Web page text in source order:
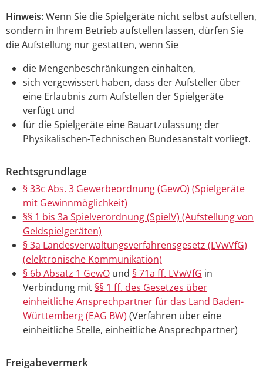
Hinweis:Wenn Sie die Spielgeräte nicht selbst aufstellen,
sondern in Ihrem Betrieb aufstellen lassen, dürfen Sie
die Aufstellung nur gestatten, wenn Sie
die Mengenbeschränkungen einhalten,
sich vergewissert haben, dass der Aufsteller über
eine Erlaubnis zum Aufstellen der Spielgeräte
verfügt und
für die Spielgeräte eine Bauartzulassung der
Physikalischen-Technischen Bundesanstalt vorliegt.
Rechtsgrundlage
§ 33c Abs. 3 Gewerbeordnung (GewO) (Spielgeräte
mit Gewinnmöglichkeit)
§§ 1 bis 3a Spielverordnung (SpielV) (Aufstellung von
Geldspielgeräten)
§ 3a Landesverwaltungsverfahrensgesetz (LVwVfG)
(elektronische Kommunikation)
§ 6b Absatz 1 GewOund § 71a ff. LVwVfG in
Verbindung mit §§ 1 ff. des Gesetzes über
einheitliche Ansprechpartner für das Land Baden-
Württemberg (EAG BW) (Verfahren über eine
einheitliche Stelle, einheitliche Ansprechpartner)
Freigabevermerk